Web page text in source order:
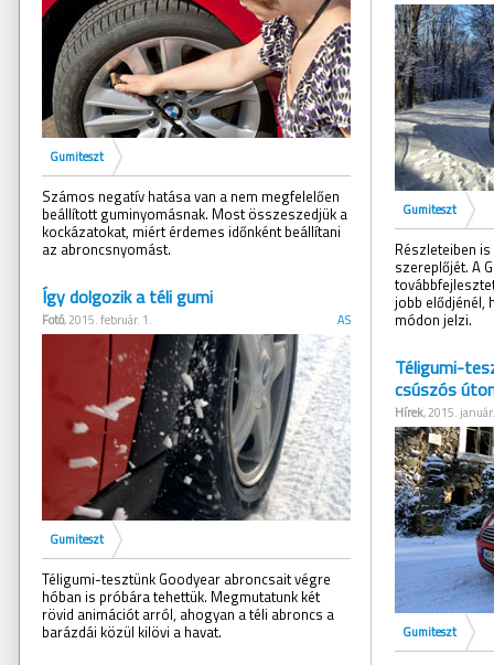
Gumiteszt
Számos negatív hatása van a nem megfelelően
beállított guminyomásnak. Most összeszedjük a
kockázatokat, miért érdemes időnként beállítani
az abroncsnyomást.
Így dolgozik a téli gumi
Fotó, 2015. február. 1. AS
Gumiteszt
Téligumi-tesztünk Goodyear abroncsait végre
hóban is próbára tehettük. Megmutatunk két
rövid animációt arról, ahogyan a téli abroncs a
barázdái közül kilövi a havat.
Gumiteszt
Részleteiben
szereplőjét. A
jobb elődjénél,
módon jelzi.
Téligumi-
csúszós
Hírek, 2015.
Gumiteszt